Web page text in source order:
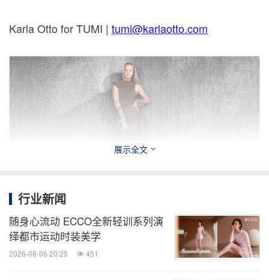
Karla Otto for TUMI | tumi@karlaotto.com
Nelly Korda携黑金色Voyageur Celina双肩包
展示全文
行业新闻
随身心流动 ECCO全新轻训系列演
绎都市运动时装美学
2026-08-06 20:25 451